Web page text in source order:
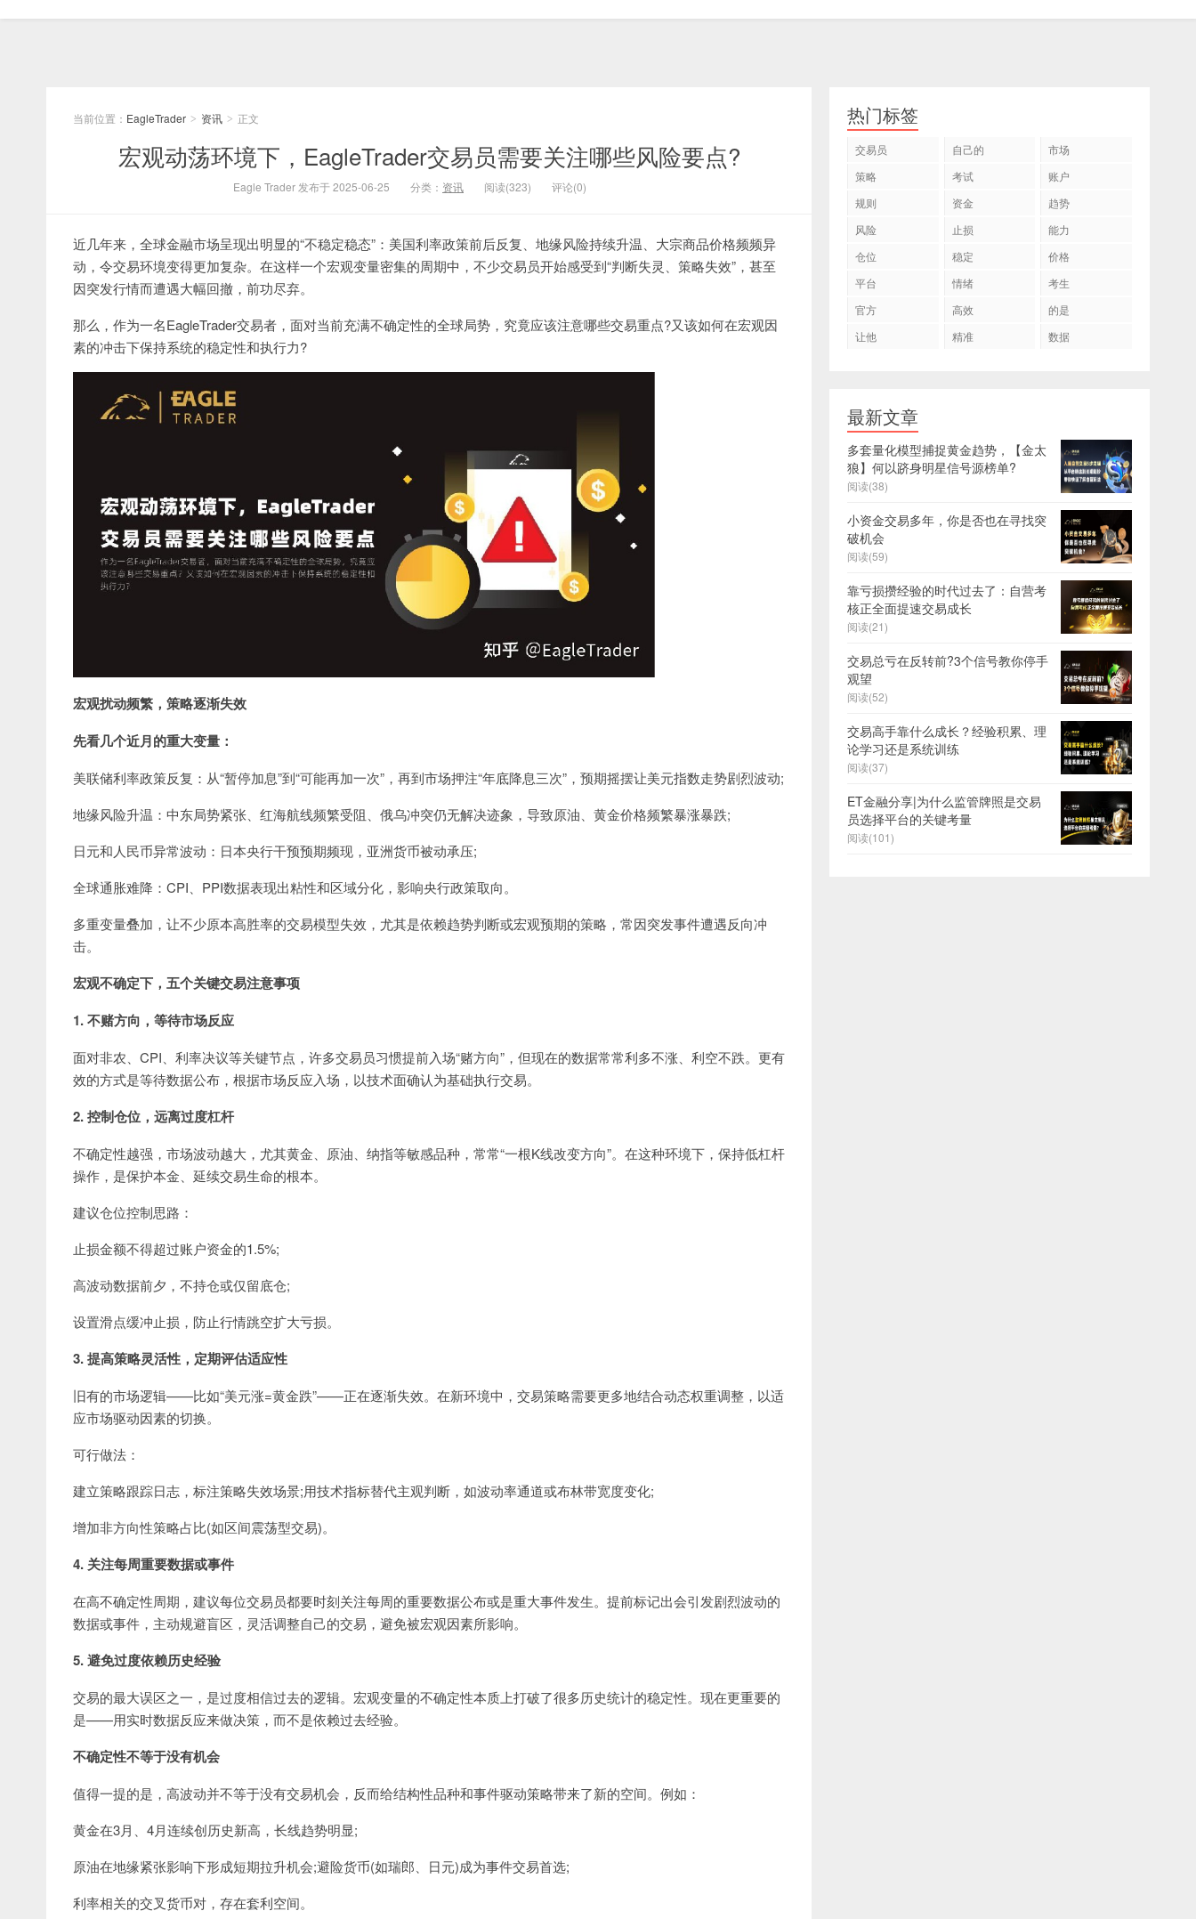
当前位置： EagleTrader > 资讯 > 正文
宏观动荡环境下，EagleTrader交易员需要关注哪些风险要点?
Eagle Trader 发布于 2025-06-25 分类： 资讯 阅读(323) 评论(0)
近几年来，全球金融市场呈现出明显的“不稳定稳态”：美国利率政策前后反复、地缘风险持续升温、大宗商品价格频频异
动，令交易环境变得更加复杂。在这样一个宏观变量密集的周期中，不少交易员开始感受到“判断失灵、策略失效”，甚至
因突发行情而遭遇大幅回撤，前功尽弃。
那么，作为一名EagleTrader交易者，面对当前充满不确定性的全球局势，究竟应该注意哪些交易重点?又该如何在宏观因
素的冲击下保持系统的稳定性和执行力?
宏观扰动频繁，策略逐渐失效
先看几个近月的重大变量：
美联储利率政策反复：从“暂停加息”到“可能再加一次”，再到市场押注“年底降息三次”，预期摇摆让美元指数走势剧烈波动;
地缘风险升温：中东局势紧张、红海航线频繁受阻、俄乌冲突仍无解决迹象，导致原油、黄金价格频繁暴涨暴跌;
日元和人民币异常波动：日本央行干预预期频现，亚洲货币被动承压;
全球通胀难降：CPI、PPI数据表现出粘性和区域分化，影响央行政策取向。
多重变量叠加，让不少原本高胜率的交易模型失效，尤其是依赖趋势判断或宏观预期的策略，常因突发事件遭遇反向冲
击。
宏观不确定下，五个关键交易注意事项
1. 不赌方向，等待市场反应
面对非农、CPI、利率决议等关键节点，许多交易员习惯提前入场“赌方向”，但现在的数据常常利多不涨、利空不跌。更有
效的方式是等待数据公布，根据市场反应入场，以技术面确认为基础执行交易。
2. 控制仓位，远离过度杠杆
不确定性越强，市场波动越大，尤其黄金、原油、纳指等敏感品种，常常“一根K线改变方向”。在这种环境下，保持低杠杆
操作，是保护本金、延续交易生命的根本。
建议仓位控制思路：
止损金额不得超过账户资金的1.5%;
高波动数据前夕，不持仓或仅留底仓;
设置滑点缓冲止损，防止行情跳空扩大亏损。
3. 提高策略灵活性，定期评估适应性
旧有的市场逻辑——比如“美元涨=黄金跌”——正在逐渐失效。在新环境中，交易策略需要更多地结合动态权重调整，以适
应市场驱动因素的切换。
可行做法：
建立策略跟踪日志，标注策略失效场景;用技术指标替代主观判断，如波动率通道或布林带宽度变化;
增加非方向性策略占比(如区间震荡型交易)。
4. 关注每周重要数据或事件
在高不确定性周期，建议每位交易员都要时刻关注每周的重要数据公布或是重大事件发生。提前标记出会引发剧烈波动的
数据或事件，主动规避盲区，灵活调整自己的交易，避免被宏观因素所影响。
5. 避免过度依赖历史经验
交易的最大误区之一，是过度相信过去的逻辑。宏观变量的不确定性本质上打破了很多历史统计的稳定性。现在更重要的
是——用实时数据反应来做决策，而不是依赖过去经验。
不确定性不等于没有机会
值得一提的是，高波动并不等于没有交易机会，反而给结构性品种和事件驱动策略带来了新的空间。例如：
黄金在3月、4月连续创历史新高，长线趋势明显;
原油在地缘紧张影响下形成短期拉升机会;避险货币(如瑞郎、日元)成为事件交易首选;
利率相关的交叉货币对，存在套利空间。
热门标签
交易员 自己的
市场
策略
考试
账户
规则
资金
趋势
风险
止损
能力
仓位
稳定
价格
平台
情绪
考生
官方
高效
的是
让他
精准 数据
最新文章
多套量化模型捕捉黄金趋势，【金太
狼】何以跻身明星信号源榜单?
阅读(38)
小资金交易多年，你是否也在寻找突
破机会
阅读(59)
靠亏损攒经验的时代过去了：自营考
核正全面提速交易成长
阅读(21)
交易总亏在反转前?3个信号教你停手
观望
阅读(52)
交易高手靠什么成长？经验积累、理
论学习还是系统训练
阅读(37)
ET金融分享|为什么监管牌照是交易
员选择平台的关键考量
阅读(101)